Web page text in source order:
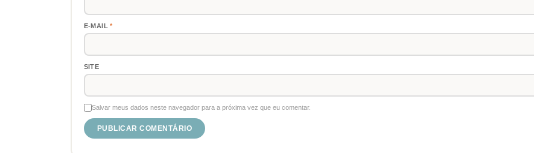
E-MAIL*
SITE
Salvar meus dados neste navegador para a próxima vez que eu comentar.